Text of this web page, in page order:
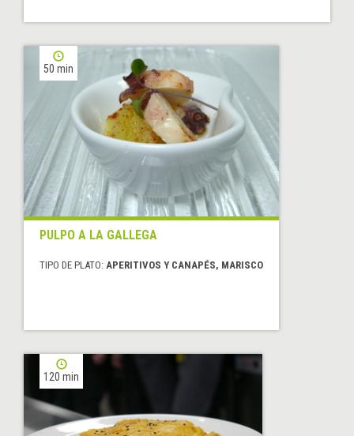
50 min
PULPO A LA GALLEGA
TIPO DE PLATO: APERITIVOS Y CANAPÉS, MARISCO
120 min